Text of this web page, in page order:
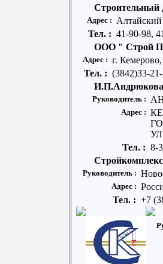
Строительный
Адрес : Алтайский
Тел. : 41-90-98,
ООО " Строй
Адрес : г.
Тел. : (3842)33-
Руководитель :
Адрес :
Тел. : 8-
Руководитель :
Адрес :
Тел. : +7